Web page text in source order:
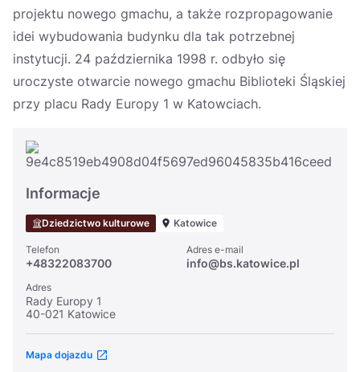
projektu nowego gmachu, a także rozpropagowanie
idei wybudowania budynku dla tak potrzebnej
instytucji. 24 października 1998 r. odbyło się
uroczyste otwarcie nowego gmachu Biblioteki Śląskiej
przy placu Rady Europy 1 w Katowciach.
Informacje
Dziedzictwo kulturowe Katowice
Telefon
+48322083700
Adres e-mail
info@bs.katowice.pl
Adres
Rady Europy 1
40-021 Katowice
Mapa dojazdu